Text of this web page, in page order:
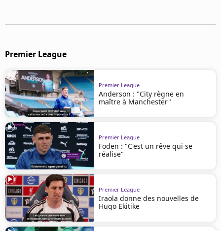
Paramétrer mon consentement
Premier League
Premier League
Anderson : "City règne en
maître à Manchester"
Premier League
Foden : "C'est un rêve qui se
réalise"
Premier League
Iraola donne des nouvelles de
Hugo Ekitike